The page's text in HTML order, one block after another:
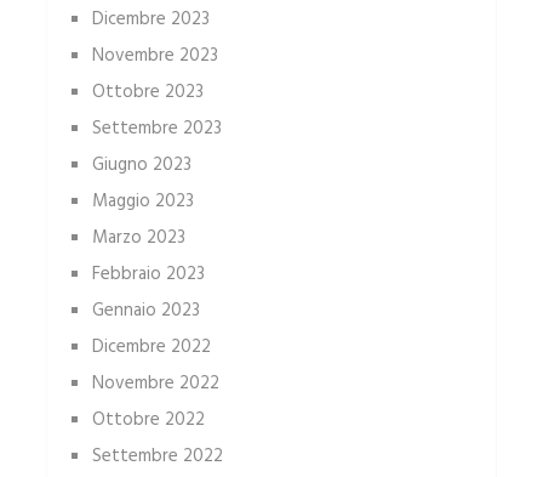
Dicembre 2023
Novembre 2023
Ottobre 2023
Settembre 2023
Giugno 2023
Maggio 2023
Marzo 2023
Febbraio 2023
Gennaio 2023
Dicembre 2022
Novembre 2022
Ottobre 2022
Settembre 2022